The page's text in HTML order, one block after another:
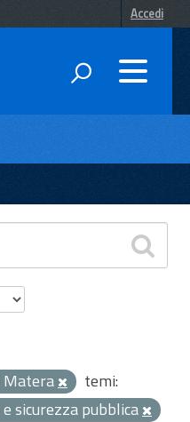
Accedi
Matera
temi:
sicurezza pubblica